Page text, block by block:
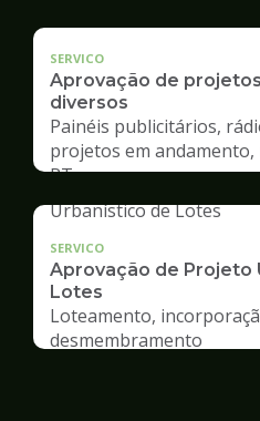
SERVICO
Aprovação de
diversos
Painéis publicitários,
projetos em
RT
SERVICO
Aprovação de Projeto
Lotes
Loteamento,
desmembramento